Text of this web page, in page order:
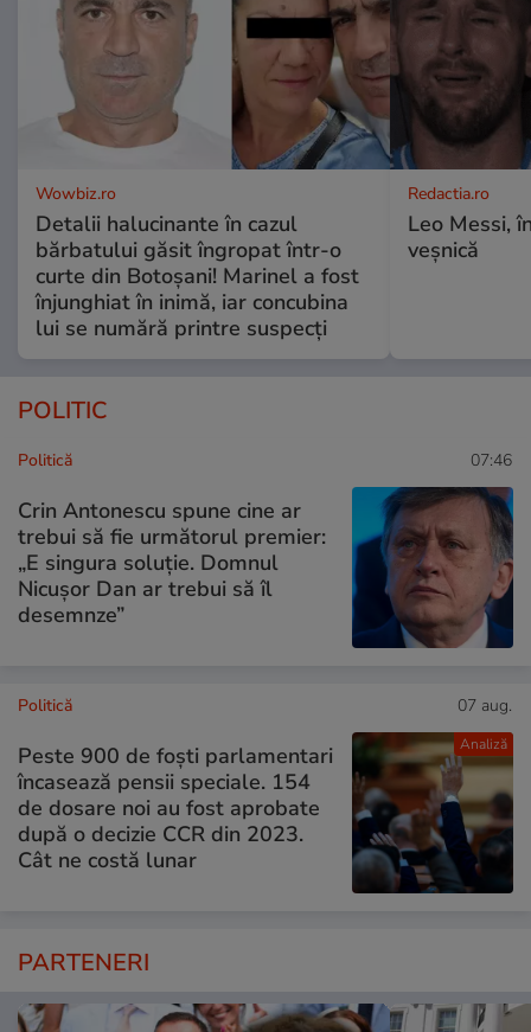
Wowbiz.ro
Detalii halucinante în cazul
bărbatului găsit îngropat într-o
curte din Botoșani! Marinel a fost
înjunghiat în inimă, iar concubina
lui se numără printre suspecți
Redactia.ro
Leo Messi,
veșnică
POLITIC
Politică 07:46
Crin Antonescu spune cine ar
trebui să fie următorul premier:
„E singura soluție. Domnul
Nicușor Dan ar trebui să îl
desemnze”
Analiză
Politică 07 aug.
Peste 900 de foști parlamentari
încasează pensii speciale. 154
de dosare noi au fost aprobate
după o decizie CCR din 2023.
Cât ne costă lunar
PARTENERI